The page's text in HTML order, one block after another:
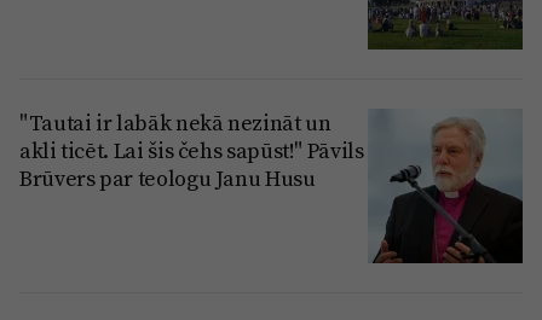
"Tautai ir labāk nekā nezināt un
akli ticēt. Lai šis čehs sapūst!" Pāvils
Brūvers par teologu Janu Husu